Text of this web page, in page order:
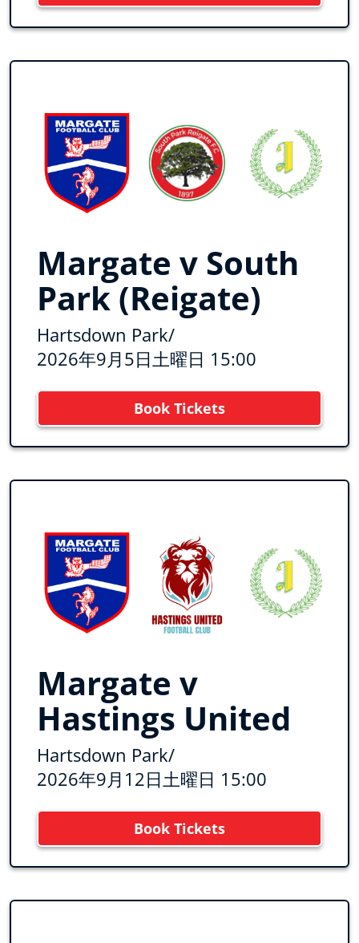
Margate v South
Park (Reigate)
Hartsdown Park/
2026年9月5日土曜日 15:00
Book Tickets
Margate v
Hastings United
Hartsdown Park/
2026年9月12日土曜日 15:00
Book Tickets